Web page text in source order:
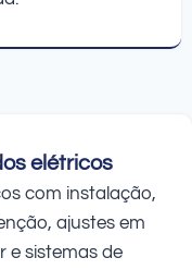
elétricos
com instalação,
ajustes em
e sistemas de